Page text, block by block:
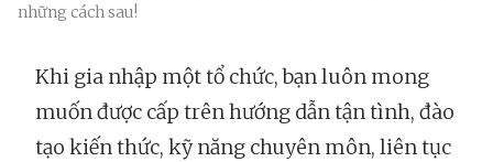
những cách sau!
Khi gia nhập một tổ chức, bạn luôn mong
muốn được cấp trên hướng dẫn tận tình, đào
tạo kiến thức, kỹ năng chuyên môn, liên tục